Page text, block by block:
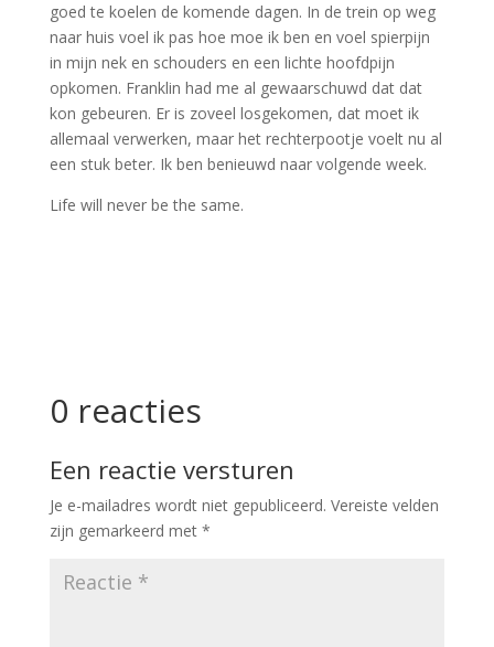
goed te koelen de komende dagen. In de trein op weg
naar huis voel ik pas hoe moe ik ben en voel spierpijn
in mijn nek en schouders en een lichte hoofdpijn
opkomen. Franklin had me al gewaarschuwd dat dat
kon gebeuren. Er is zoveel losgekomen, dat moet ik
allemaal verwerken, maar het rechterpootje voelt nu al
een stuk beter. Ik ben benieuwd naar volgende week.
Life will never be the same.
0 reacties
Een reactie versturen
Je e-mailadres wordt niet gepubliceerd. Vereiste velden
zijn gemarkeerd met *